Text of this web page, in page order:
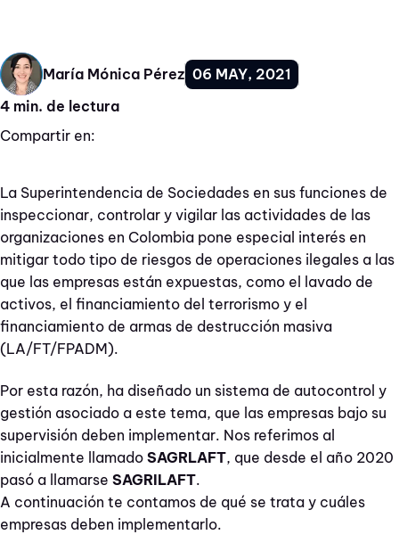
María Mónica Pérez 06 MAY, 2021
4 min. de lectura
Compartir en:
La Superintendencia de Sociedades en sus funciones de
inspeccionar, controlar y vigilar las actividades de las
organizaciones en Colombia pone especial interés en
mitigar todo tipo de riesgos de operaciones ilegales a las
que las empresas están expuestas, como el lavado de
activos, el financiamiento del terrorismo y el
financiamiento de armas de destrucción masiva
(LA/FT/FPADM).
Por esta razón, ha diseñado un sistema de autocontrol y
gestión asociado a este tema, que las empresas bajo su
supervisión deben implementar. Nos referimos al
inicialmente llamado SAGRLAFT, que desde el año 2020
pasó a llamarse SAGRILAFT.
A continuación te contamos de qué se trata y cuáles
empresas deben implementarlo.